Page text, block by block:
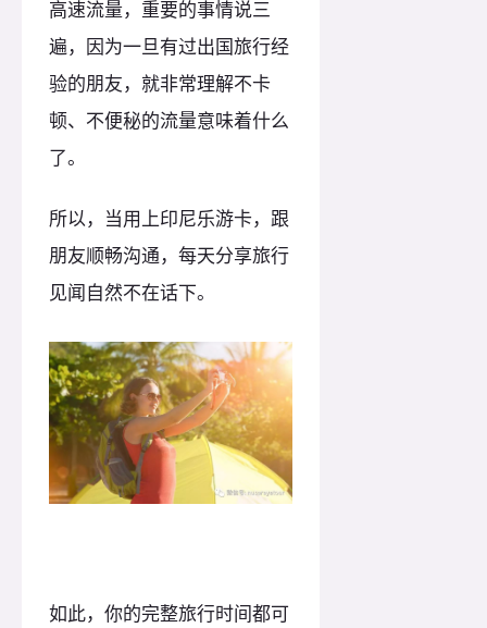
高速流量，重要的事情说三
遍，因为一旦有过出国旅行经
验的朋友，就非常理解不卡
顿、不便秘的流量意味着什么
了。
所以，当用上印尼乐游卡，跟
朋友顺畅沟通，每天分享旅行
见闻自然不在话下。
如此，你的完整旅行时间都可